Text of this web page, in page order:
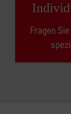
Fragen